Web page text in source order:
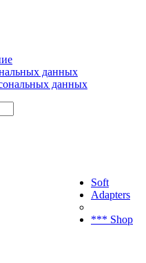
данных
данных
Soft
Adapters
*** Shop